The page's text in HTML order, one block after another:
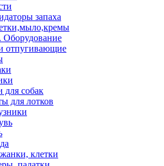
запаха
Оборудование
отпугивающие
для собак
для лотков
клетки